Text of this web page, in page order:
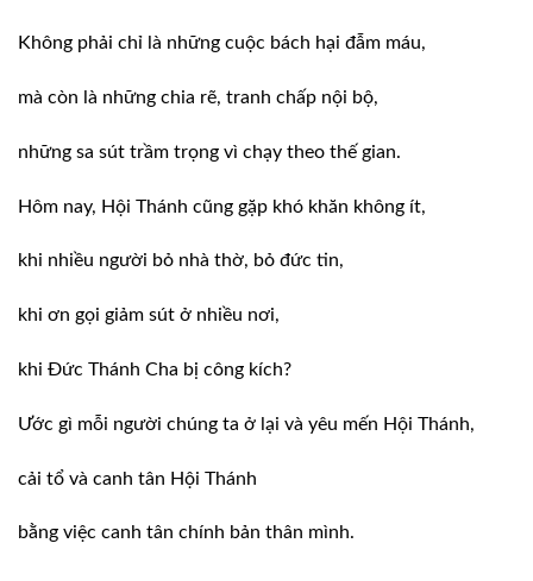
Không phải chỉ là những cuộc bách hại đẫm máu,
mà còn là những chia rẽ, tranh chấp nội bộ,
những sa sút trầm trọng vì chạy theo thế gian.
Hôm nay, Hội Thánh cũng gặp khó khăn không ít,
khi nhiều người bỏ nhà thờ, bỏ đức tin,
khi ơn gọi giảm sút ở nhiều nơi,
khi Ðức Thánh Cha bị công kích?
Ước gì mỗi người chúng ta ở lại và yêu mến Hội Thánh,
cải tổ và canh tân Hội Thánh
bằng việc canh tân chính bản thân mình.